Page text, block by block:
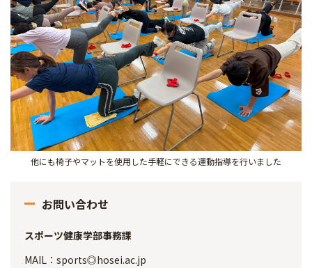
他にも椅子やマットを使用した手軽にできる運動指導を行いました
お問い合わせ
スポーツ健康学部事務課
MAIL：sports◎hosei.ac.jp